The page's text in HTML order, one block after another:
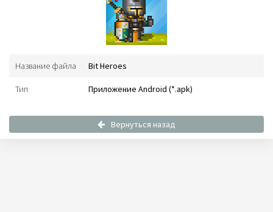
Название файла Bit Heroes
Тип Приложение Android (*.apk)
Вернуться назад